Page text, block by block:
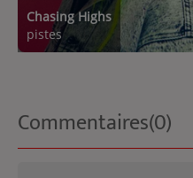
Chasing Highs
pistes
Commentaires(0)